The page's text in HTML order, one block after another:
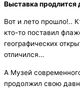
Выставка продлится
Вот и лето прошло!..
кто-то поставил
географических
отличился…
А Музей
продолжил свою